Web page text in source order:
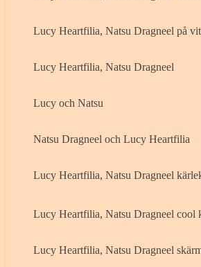
Lucy Heartfilia, Natsu Dragneel på
Lucy Heartfilia, Natsu Dragneel
Lucy och Natsu
Natsu Dragneel och Lucy Heartfilia
Lucy Heartfilia, Natsu Dragneel
Lucy Heartfilia, Natsu Dragneel cool
Lucy Heartfilia, Natsu Dragneel